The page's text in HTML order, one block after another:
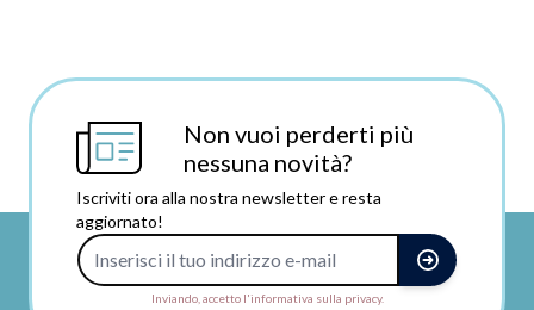
Non vuoi perderti più
nessuna novità?
Iscriviti ora alla nostra newsletter e resta
aggiornato!
Inviando, accetto l'informativa sulla privacy.